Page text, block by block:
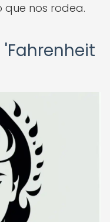
que nos rodea.
'Fahrenheit